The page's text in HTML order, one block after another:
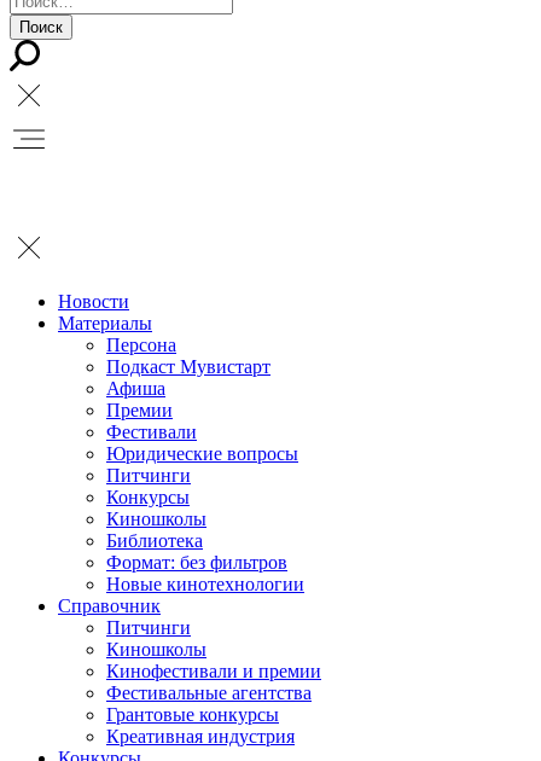
Новости
Материалы
Персона
Подкаст Мувистарт
Афиша
Премии
Фестивали
Юридические вопросы
Питчинги
Конкурсы
Киношколы
Библиотека
Формат: без фильтров
Новые кинотехнологии
Справочник
Питчинги
Киношколы
Кинофестивали и премии
Фестивальные агентства
Грантовые конкурсы
Креативная индустрия